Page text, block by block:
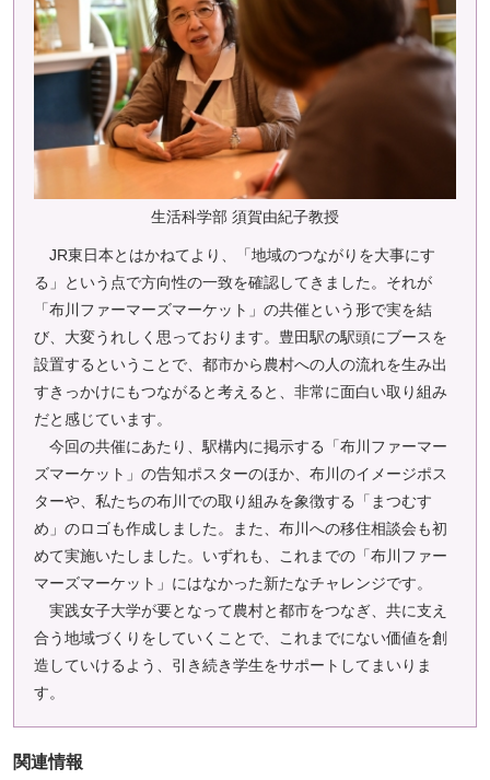
生活科学部 須賀由紀子教授
JR東日本とはかねてより、「地域のつながりを大事にす
る」という点で方向性の一致を確認してきました。それが
「布川ファーマーズマーケット」の共催という形で実を結
び、大変うれしく思っております。豊田駅の駅頭にブースを
設置するということで、都市から農村への人の流れを生み出
すきっかけにもつながると考えると、非常に面白い取り組み
だと感じています。
今回の共催にあたり、駅構内に掲示する「布川ファーマー
ズマーケット」の告知ポスターのほか、布川のイメージポス
ターや、私たちの布川での取り組みを象徴する「まつむす
め」のロゴも作成しました。また、布川への移住相談会も初
めて実施いたしました。いずれも、これまでの「布川ファー
マーズマーケット」にはなかった新たなチャレンジです。
実践女子大学が要となって農村と都市をつなぎ、共に支え
合う地域づくりをしていくことで、これまでにない価値を創
造していけるよう、引き続き学生をサポートしてまいりま
す。
関連情報